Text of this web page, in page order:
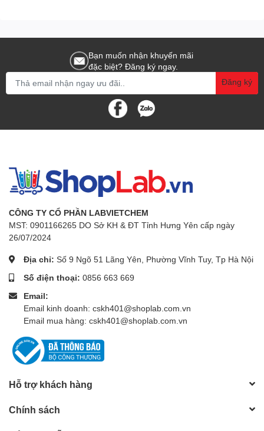
Bạn muốn nhận khuyến mãi
đặc biệt? Đăng ký ngay.
Đăng ký
CÔNG TY CỔ PHẦN LABVIETCHEM
MST: 0901166265 DO Sở KH & ĐT Tỉnh Hưng Yên cấp ngày
26/07/2024
Địa chỉ: Số 9 Ngõ 51 Lãng Yên, Phường Vĩnh Tuy, Tp Hà Nội
Số điện thoại: 0856 663 669
Email:
Email kinh doanh: cskh401@shoplab.com.vn
Email mua hàng: cskh401@shoplab.com.vn
Hỗ trợ khách hàng
Chính sách